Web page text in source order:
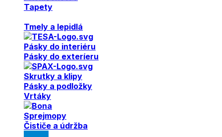
Tapety
Tmely a lepidlá
Pásky do interiéru
Pásky do exteríeru
Skrutky a klipy
Pásky a podložky
Vrtáky
Sprejmopy
Čističe a údržba